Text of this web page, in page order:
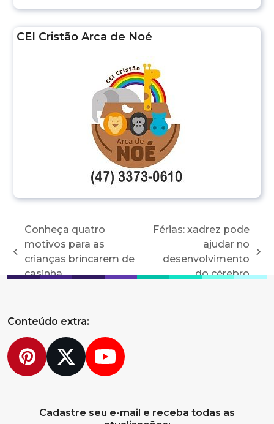
CEI Cristão Arca de Noé
previous
post:
Conheça quatro
motivos para as
crianças brincarem de
casinha
next
post:
Férias: xadrez pode
ajudar no
desenvolvimento
do cérebro
Conteúdo extra:
Pinterest
TwitterYouTube
Cadastre seu e-mail e receba todas as